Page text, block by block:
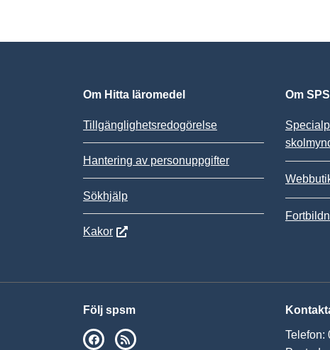
Om Hitta läromedel
Tillgänglighetsredogörelse
Hantering av personuppgifter
Sökhjälp
Kakor
Om
Följ spsm
SPSM på Facebook
Telefon: